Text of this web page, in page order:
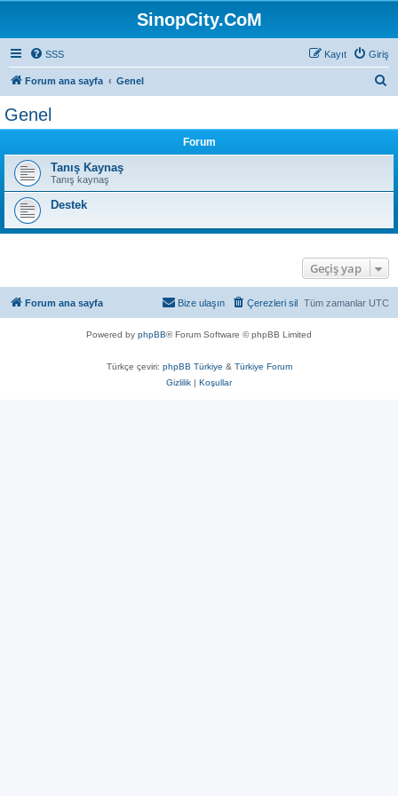
SinopCity.CoM
SSS Giriş
Kayıt
Forum ana sayfa Genel
Genel
Forum
Tanış Kaynaş
Tanış kaynaş
Destek
Geçiş yap
Forum ana sayfa Tüm zamanlar UTC
Çerezleri sil
Bize ulaşın
Powered by phpBB® Forum Software © phpBB Limited
Türkçe çeviri: phpBB Türkiye & Türkiye Forum
Gizlilik | Koşullar